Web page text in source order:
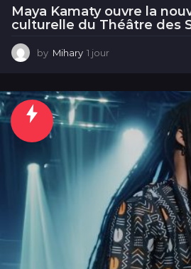
Maya Kamaty ouvre la
culturelle du Théâtre des
by Mihary 1 jour
u
r